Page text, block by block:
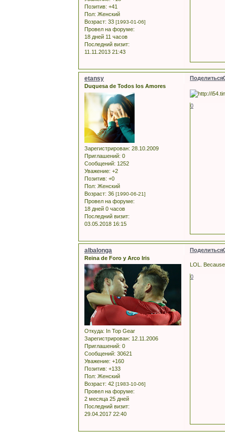
Позитив: +41
Пол: Женский
Возраст: 33 [1993-01-06]
Провел на форуме:
18 дней 11 часов
Последний визит:
11.11.2013 21:43
Поделиться
etansy
Duquesa de Todos los Amores
Зарегистрирован: 28.10.2009
Приглашений: 0
Сообщений: 1252
Уважение: +2
Позитив: +0
Пол: Женский
Возраст: 36 [1990-06-21]
Провел на форуме:
18 дней 0 часов
Последний визит:
03.05.2018 16:15
0
Поделиться
albalonga
Reina de Foro y Arco Iris
Откуда: In Top Gear
Зарегистрирован: 12.11.2006
Приглашений: 0
Сообщений: 30621
Уважение: +160
Позитив: +133
Пол: Женский
Возраст: 42 [1983-10-06]
Провел на форуме:
2 месяца 25 дней
Последний визит:
29.04.2017 22:40
LOL.
0